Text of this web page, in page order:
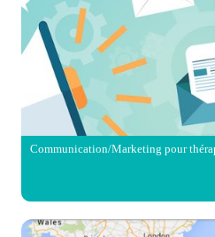
Communication/Marketing pour